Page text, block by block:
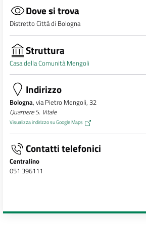
Dove si trova
Distretto Città di Bologna
Struttura
Casa della Comunità Mengoli
Indirizzo
Bologna, via Pietro Mengoli, 32
Quartiere S. Vitale
Visualizza indirizzo su Google Maps
Contatti telefonici
Centralino
051 396111